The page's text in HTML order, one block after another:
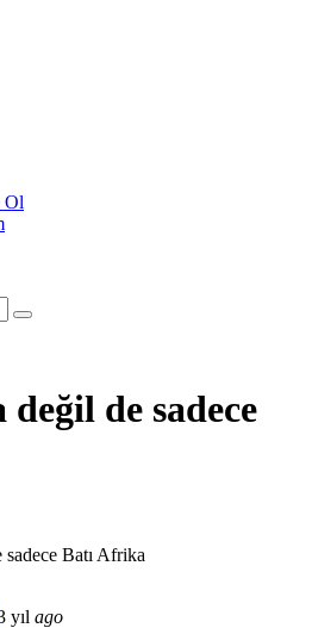
Ol
de sadece
Batı Afrika
yıl ago